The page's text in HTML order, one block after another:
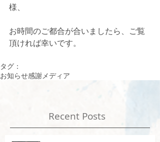
様、
お時間のご都合が合いましたら、ご覧
頂ければ幸いです。
タグ：
お知らせ感謝 メディア
Recent Posts